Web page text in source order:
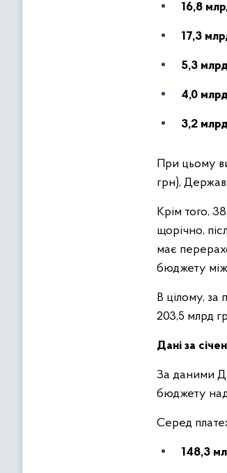
16,8
17,3
5,3
4,0
3,2
При цьому
грн),
Крім того,
щорічно,
має
бюджету
В цілому, за
203,5 млрд
Дані за
За даними
бюджету
Серед
148,3